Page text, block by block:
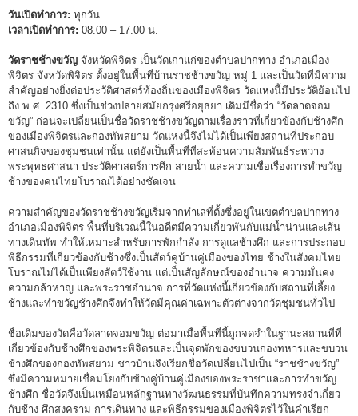
วันเปิดทำการ: ทุกวัน
เวลาเปิดทำการ: 08.00 – 17.00 น.
วัดราชช้างขวัญ จังหวัดพิจิตร เป็นวัดเก่าแก่ของตำบลปากทาง อำเภอเมือง
พิจิตร จังหวัดพิจิตร ตั้งอยู่ในพื้นที่บ้านราชช้างขวัญ หมู่ 1 และเป็นวัดที่มีความ
สำคัญอย่างยิ่งต่อประวัติศาสตร์ท้องถิ่นของเมืองพิจิตร วัดแห่งนี้มีประวัติย้อนไป
ถึง พ.ศ. 2310 ซึ่งเป็นช่วงปลายสมัยกรุงศรีอยุธยา เดิมมีชื่อว่า “วัดลาดจอม
ขวัญ” ก่อนจะเปลี่ยนเป็นชื่อวัดราชช้างขวัญตามเรื่องราวที่เกี่ยวข้องกับช้างศึก
ของเมืองพิจิตรและกองทัพสยาม วัดแห่งนี้จึงไม่ได้เป็นเพียงสถานที่ประกอบ
ศาสนกิจของชุมชนเท่านั้น แต่ยังเป็นพื้นที่ที่สะท้อนความสัมพันธ์ระหว่าง
พระพุทธศาสนา ประวัติศาสตร์การศึก สายน้ำ และความเชื่อเรื่องการทำขวัญ
ช้างของคนไทยโบราณได้อย่างชัดเจน
ความสำคัญของวัดราชช้างขวัญเริ่มจากทำเลที่ตั้งซึ่งอยู่ในเขตตำบลปากทาง
อำเภอเมืองพิจิตร พื้นที่บริเวณนี้ในอดีตมีความเกี่ยวพันกับแม่น้ำน่านและเส้น
ทางเดินทัพ ทำให้เหมาะสำหรับการพักกำลัง การดูแลช้างศึก และการประกอบ
พิธีกรรมที่เกี่ยวข้องกับช้างซึ่งเป็นสัตว์คู่บ้านคู่เมืองของไทย ช้างในสังคมไทย
โบราณไม่ได้เป็นเพียงสัตว์ใช้งาน แต่เป็นสัญลักษณ์ของอำนาจ ความมั่นคง
ความกล้าหาญ และพระราชอำนาจ การที่วัดแห่งนี้เกี่ยวข้องกับสถานที่เลี้ยง
ช้างและทำขวัญช้างศึกจึงทำให้วัดมีคุณค่าเฉพาะตัวต่างจากวัดชุมชนทั่วไป
ชื่อเดิมของวัดคือวัดลาดจอมขวัญ ต่อมาเมื่อพื้นที่นี้ถูกจดจำในฐานะสถานที่ที่
เกี่ยวข้องกับช้างศึกของพระพิจิตรและเป็นจุดพักของขบวนกองทหารและขบวน
ช้างศึกของกองทัพสยาม ชาวบ้านจึงเรียกชื่อวัดเปลี่ยนไปเป็น “ราชช้างขวัญ”
ซึ่งมีความหมายเชื่อมโยงกับช้างคู่บ้านคู่เมืองของพระราชาและการทำขวัญ
ช้างศึก ชื่อวัดจึงเป็นเหมือนหลักฐานทางวัฒนธรรมที่บันทึกความทรงจำเกี่ยว
กับช้าง ศึกสงคราม การเดินทาง และพิธีกรรมของเมืองพิจิตรไว้ในคำเรียก